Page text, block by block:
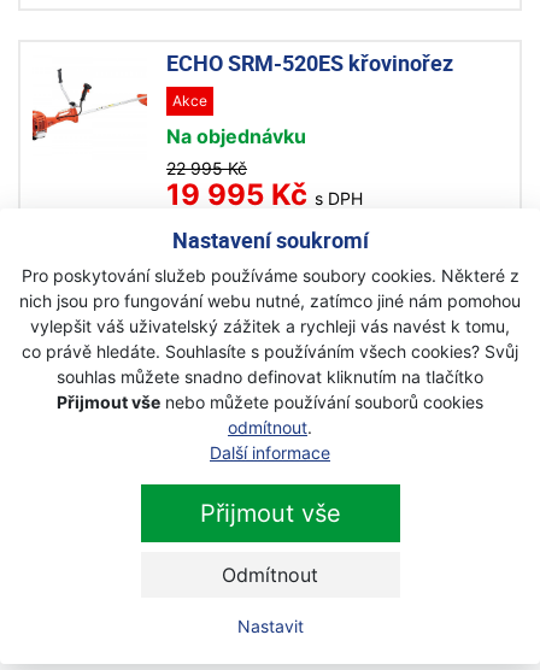
Nastavení soukromí
Pro poskytování služeb používáme soubory cookies. Některé z
nich jsou pro fungování webu nutné, zatímco jiné nám pomohou
vylepšit váš uživatelský zážitek a rychleji vás navést k tomu,
co právě hledáte. Souhlasíte s používáním všech cookies? Svůj
souhlas můžete snadno definovat kliknutím na tlačítko
Přijmout vše nebo můžete používání souborů cookies
odmítnout.
Další informace
Přijmout vše
Odmítnout
Nastavit
ECHO SRM-520ES křovinořez
Akce
Na objednávku
22 995 Kč
19 995 Kč s DPH
ECHO BCLS-520ES křovinořez
benzínový
Akce
Na objednávku
23 995 Kč
21 495 Kč
ECHO RM-520ES zádový
křovinořez
Na objednávku
24 995 Kč